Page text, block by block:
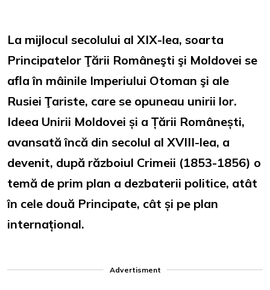
La mijlocul secolului al XIX-lea, soarta
Principatelor Ţării Româneşti şi Moldovei se
afla în mâinile Imperiului Otoman şi ale
Rusiei Ţariste, care se opuneau unirii lor.
Ideea Unirii Moldovei și a Țării Românești,
avansată încă din secolul al XVIII-lea, a
devenit, după războiul Crimeii (1853-1856) o
temă de prim plan a dezbaterii politice, atât
în cele două Principate, cât și pe plan
internațional.
Advertisment